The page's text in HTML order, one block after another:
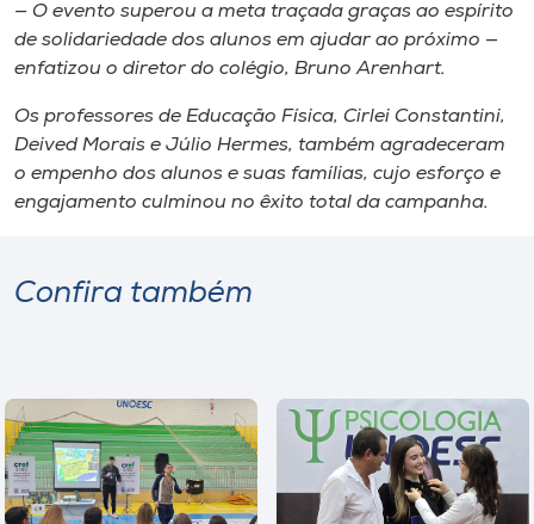
— O evento superou a meta traçada graças ao espírito
de solidariedade dos alunos em ajudar ao próximo —
enfatizou o diretor do colégio, Bruno Arenhart.
Os professores de Educação Física, Cirlei Constantini,
Deived Morais e Júlio Hermes, também agradeceram
o empenho dos alunos e suas famílias, cujo esforço e
engajamento culminou no êxito total da campanha.
Confira também